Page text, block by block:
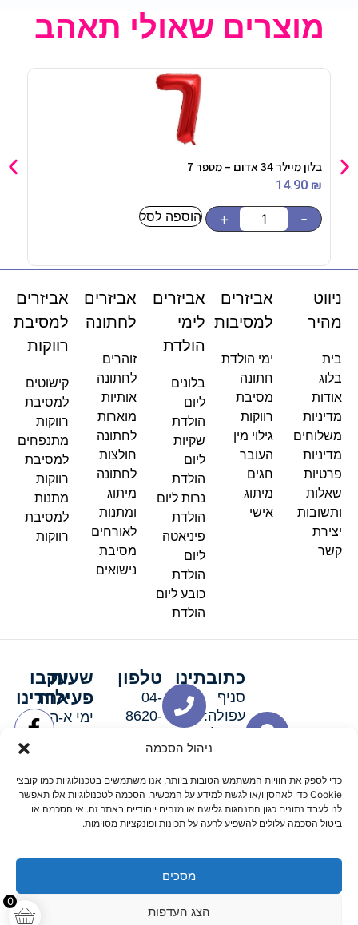
ניהול הסכמה
כדי לספק את חוויות המשתמש הטובות ביותר, אנו משתמשים בטכנולוגיות כמו קובצי
Cookie כדי לאחסן ו/או לגשת למידע על המכשיר. הסכמה לטכנולוגיות אלו תאפשר
לנו לעבד נתונים כגון התנהגות גלישה או מזהים ייחודיים באתר זה. אי הסכמה או
ביטול הסכמה עלולים להשפיע לרעה על תכונות ופונקציות מסוימות.
מסכים
הצג העדפות
0
מוצרים שאולי תאהב
בלון מיילר 34 אדום – מספר 7
14.90 ₪
-
+ הוספה לסל
סט 6 קונוסים
ניווט
מהיר
בית
בלוג
אודות
מדיניות
משלוחים
מדיניות
פרטיות
שאלות
ותשובות
יצירת
קשר
אביזרים
למסיבות
ימי הולדת
חתונה
מסיבת
רווקות
גילוי מין
העובר
חגים
מיתוג
אישי
אביזרים
לימי
הולדת
בלונים
ליום
הולדת
שקיות
ליום
הולדת
נרות ליום
הולדת
פיניאטה
ליום
הולדת
כובע ליום
הולדת
אביזרים
לחתונה
זוהרים
לחתונה
אותיות
מוארות
לחתונה
חולצות
לחתונה
מיתוג
ומתנות
לאורחים
מסיבת
נישואים
אביזרים
למסיבת
רווקות
קישוטים
למסיבת
רווקות
מתנפחים
למסיבת
רווקות
מתנות
למסיבת
רווקות
כתובתינו
סניף
עפולה:
סניף מגדל
האלה 19
טלפון
04-
8620-
שעות
פעילות
ימי א-ה:
ימי שישי
וערבי חג:
8:30-
15:00
עקבו
אחרינו
תקנון אתרשלום דיגיטל קידום אורגני מקצועי